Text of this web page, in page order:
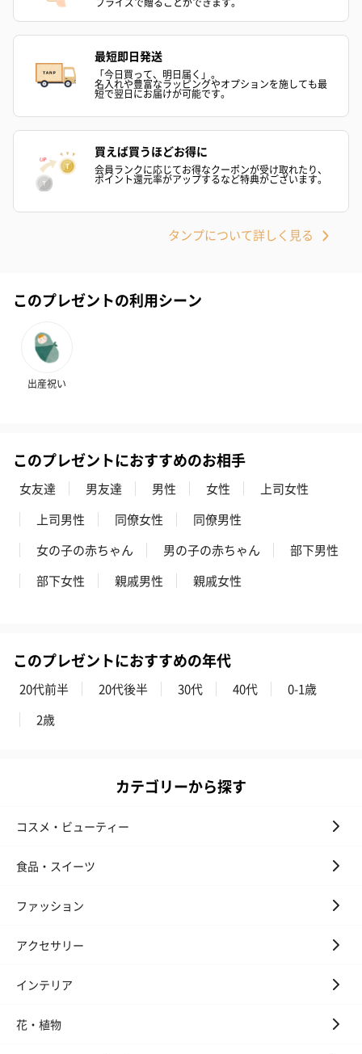
スキンケアグッズ
ハンドクリーム3本セッ
レープフルーツ）
シャワージェ
ッシュローズ
リラックスグッズを同梱してお届けします。
（ブルー）（748円）
（イエロー）（748円）
の＋αにおすすめです。
ンク）（1,760円）
ワイト）（
キャンドル・お香
キャンドル・お香を同梱してお届けいたします。
最短即日発送
「今日買って、明日届く」。
名入れや豊富なラッピングやオプションを施しても最
短で翌日にお届けが可能です。
買えば買うほどお得に
会員ランクに応じてお得なクーポンが受け取れたり、
ポイント還元率がアップするなど特典がございます。
タンプについて詳しく見る
このプレゼントの利用シーン
出産祝い
このプレゼントにおすすめのお相手
女友達 男友達 男性 女性
上司女性
上司男性
同僚女性
同僚男性
女の子の赤ちゃん
男の子の赤ちゃん
部下男性
部下女性
親戚男性 親戚女性
このプレゼントにおすすめの年代
20代前半 20代後半 30代 40代
0-1歳
2歳
カテゴリーから探す
コスメ・ビューティー
食品・スイーツ
ファッション
アクセサリー
インテリア
花・植物